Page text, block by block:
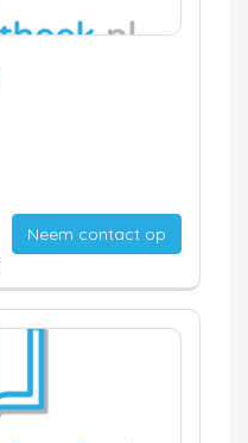
Neem contact op